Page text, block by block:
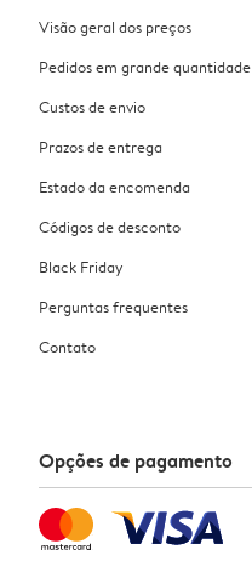
Visão geral dos preços
Pedidos em grande quantidade
Custos de envio
Prazos de entrega
Estado da encomenda
Códigos de desconto
Black Friday
Perguntas frequentes
Contato
Opções de pagamento